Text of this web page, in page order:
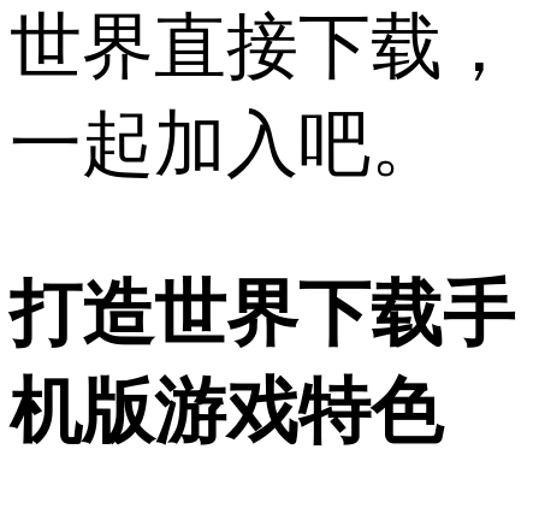
世界直接下载，
一起加入吧。
打造世界下载手
机版游戏特色